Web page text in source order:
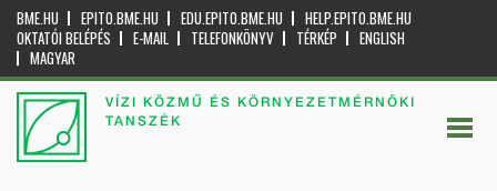
BME.HU EPITO.BME.HU EDU.EPITO.BME.HU
HELP.EPITO.BME.HU
OKTATÓI BELÉPÉS
E-MAIL TELEFONKÖNYV TÉRKÉP
ENGLISH
MAGYAR
VÍZI KÖZMŰ ÉS KÖRNYEZETMÉRNÖKI
TANSZÉK